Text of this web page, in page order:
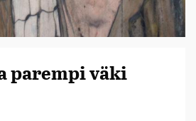
parempi väki